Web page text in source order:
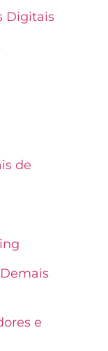
Digitais
de
e